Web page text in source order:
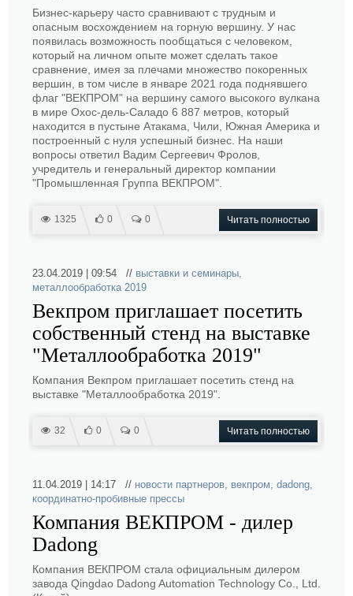
Бизнес-карьеру часто сравнивают с трудным и
опасным восхождением на горную вершину. У нас
появилась возможность пообщаться с человеком,
который на личном опыте может сделать такое
сравнение, имея за плечами множество покоренных
вершин, в том числе в январе 2021 года поднявшего
флаг "ВЕКПРОМ" на вершину самого высокого вулкана
в мире Охос-дель-Саладо 6 887 метров, который
находится в пустыне Атакама, Чили, Южная Америка и
построенный с нуля успешный бизнес. На наши
вопросы ответил Вадим Сергеевич Фролов,
учредитель и генеральный директор компании
"Промышленная Группа ВЕКПРОМ".
1325 0 0 Читать полностью
23.04.2019 | 09:54 // выставки и семинары,
металлообработка 2019
Векпром приглашает посетить
собственный стенд на выставке
"Металлообработка 2019"
Компания Векпром приглашает посетить стенд на
выставке "Металлообработка 2019".
32 0 0 Читать полностью
11.04.2019 | 14:17 // новости партнеров, векпром, dadong,
координатно-пробивные прессы
Компания ВЕКПРОМ - дилер
Dadong
Компания ВЕКПРОМ стала официальным дилером
завода Qingdao Dadong Automation Technology Co., Ltd.